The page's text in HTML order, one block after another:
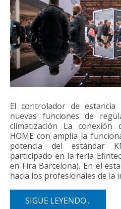
El controlador de estancia
nuevas funciones de
climatización La conexión
HOME con amplía la
potencia del estándar
participado en la feria
en Fira Barcelona). En el
hacia los profesionales de la
SIGUE LEYENDO...